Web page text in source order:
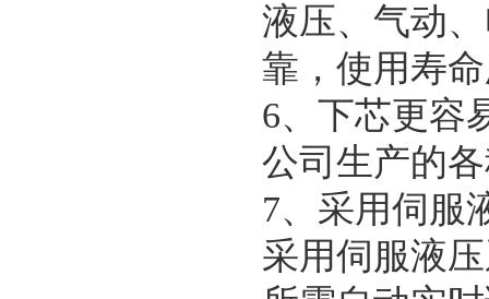
液压、气动
靠，使用寿
6、下芯更容
公司生产的
7、采用伺服
采用伺服液